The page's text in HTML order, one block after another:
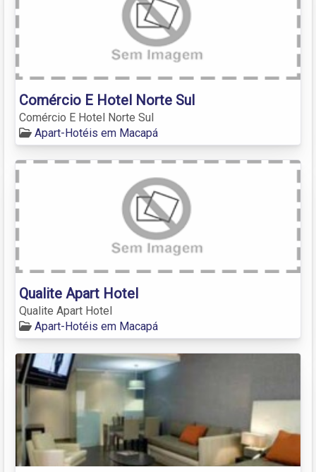
Comércio E Hotel Norte Sul
Comércio E Hotel Norte Sul
Apart-Hotéis em Macapá
Qualite Apart Hotel
Qualite Apart Hotel
Apart-Hotéis em Macapá